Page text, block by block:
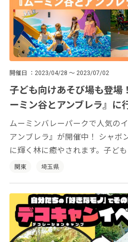
開催日 2023/04/28 ～ 2023/07/02
子ども向けあそび場も登場
ーミン谷とアンブレラ』に
ムーミンバレーパークで人気の
アンブレラ』が開催中！ シャボ
に輝く林に癒やされます。子ど
登場です。
関東 埼玉県